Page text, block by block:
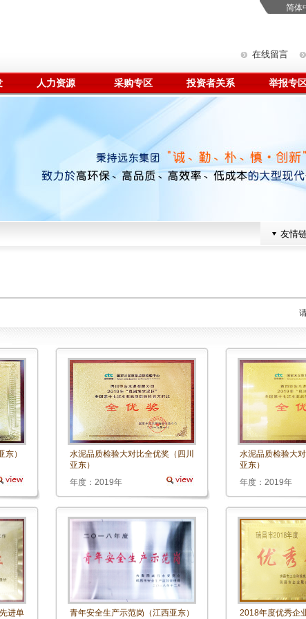
简体
在线留言
人力资源 采购专区 投资者关系 举报专
友情
）
水泥品质检验大对比全优奖（四川
亚东）
年度：2019年
水泥品质检验大
亚东）
年度：2019年
进单 青年安全生产示范岗（江西亚东） 2018年度优秀企